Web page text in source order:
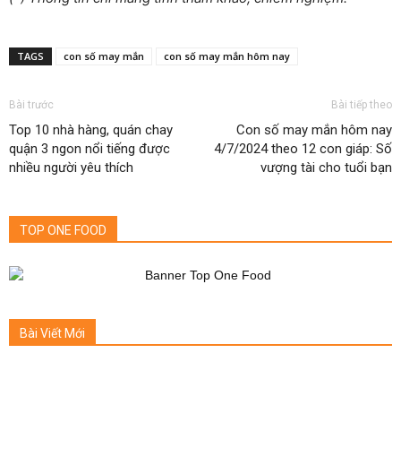
TAGS con số may mắn con số may mắn hôm nay
Bài trước
Top 10 nhà hàng, quán chay
quận 3 ngon nổi tiếng được
nhiều người yêu thích
Bài tiếp theo
Con số may mắn hôm nay
4/7/2024 theo 12 con giáp: Số
vượng tài cho tuổi bạn
TOP ONE FOOD
Bài Viết Mới